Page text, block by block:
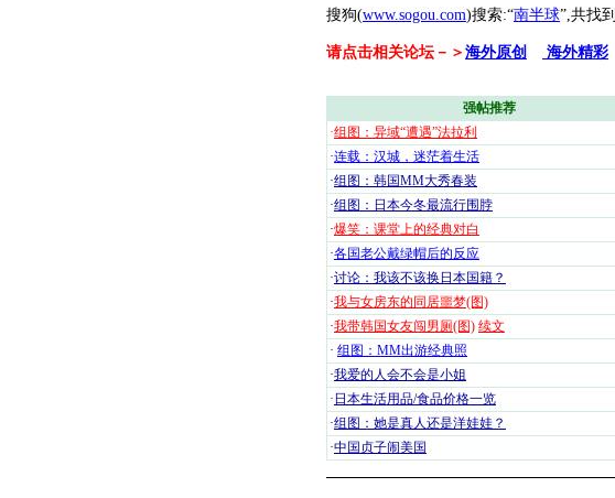
搜狗(www.sogou.com)搜索:“南半球”,共找到
请点击相关论坛－＞ 海外原创 海外精彩
强帖推荐
·组图：异域“遭遇”法拉利
·连载：汉城，迷茫着生活
·组图：韩国MM大秀春装
·组图：日本今冬最流行围脖
·爆笑：课堂上的经典对白
·各国老公戴绿帽后的反应
·讨论：我该不该换日本国籍？
·我与女房东的同居噩梦(图)
·我带韩国女友闯男厕(图) 续文
· 组图：MM出游经典照
·我爱的人会不会是小姐
· 日本生活用品/食品价格一览
·组图：她是真人还是洋娃娃？
·中国贞子闹美国